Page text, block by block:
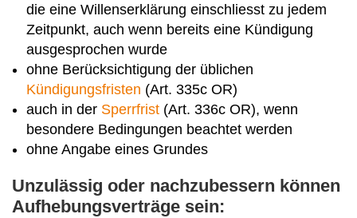
die eine Willenserklärung einschliesst zu jedem
Zeitpunkt, auch wenn bereits eine Kündigung
ausgesprochen wurde
ohne Berücksichtigung der üblichen
Kündigungsfristen (Art. 335c OR)
auch in der Sperrfrist (Art. 336c OR), wenn
besondere Bedingungen beachtet werden
ohne Angabe eines Grundes
Unzulässig oder nachzubessern können
Aufhebungsverträge sein: